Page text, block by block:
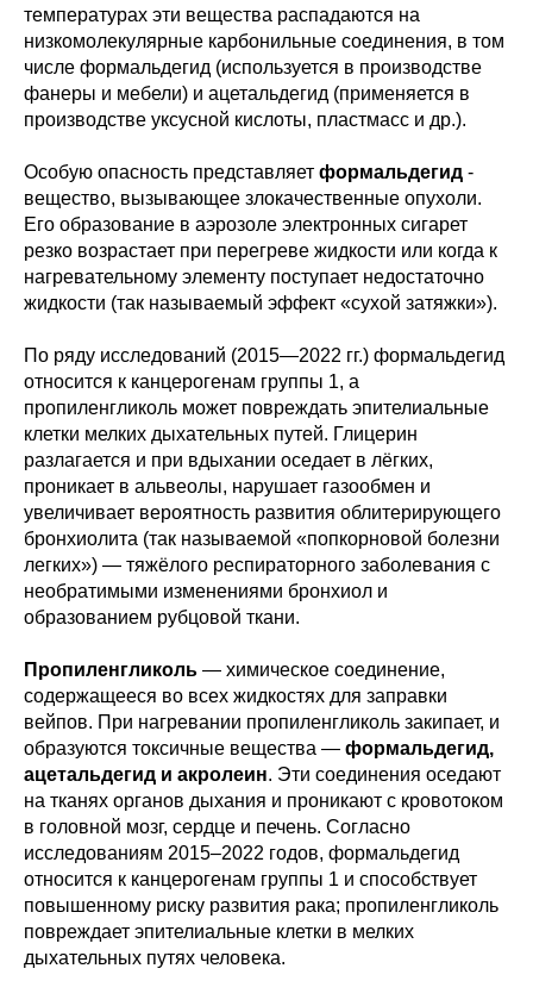
температурах эти вещества распадаются на
низкомолекулярные карбонильные соединения, в том
числе формальдегид (используется в производстве
фанеры и мебели) и ацетальдегид (применяется в
производстве уксусной кислоты, пластмасс и др.).
Особую опасность представляет формальдегид -
вещество, вызывающее злокачественные опухоли.
Его образование в аэрозоле электронных сигарет
резко возрастает при перегреве жидкости или когда к
нагревательному элементу поступает недостаточно
жидкости (так называемый эффект «сухой затяжки»).
По ряду исследований (2015—2022 гг.) формальдегид
относится к канцерогенам группы 1, а
пропиленгликоль может повреждать эпителиальные
клетки мелких дыхательных путей. Глицерин
разлагается и при вдыхании оседает в лёгких,
проникает в альвеолы, нарушает газообмен и
увеличивает вероятность развития облитерирующего
бронхиолита (так называемой «попкорновой болезни
легких») — тяжёлого респираторного заболевания с
необратимыми изменениями бронхиол и
образованием рубцовой ткани.
Пропиленгликоль — химическое соединение,
содержащееся во всех жидкостях для заправки
вейпов. При нагревании пропиленгликоль закипает, и
образуются токсичные вещества — формальдегид,
ацетальдегид и акролеин. Эти соединения оседают
на тканях органов дыхания и проникают с кровотоком
в головной мозг, сердце и печень. Согласно
исследованиям 2015–2022 годов, формальдегид
относится к канцерогенам группы 1 и способствует
повышенному риску развития рака; пропиленгликоль
повреждает эпителиальные клетки в мелких
дыхательных путях человека.